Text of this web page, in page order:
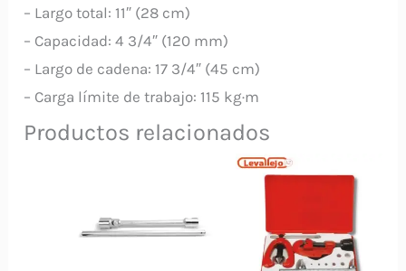
– Largo total: 11″ (28 cm)
– Capacidad: 4 3/4″ (120 mm)
– Largo de cadena: 17 3/4″ (45 cm)
– Carga límite de trabajo: 115 kg·m
Productos relacionados